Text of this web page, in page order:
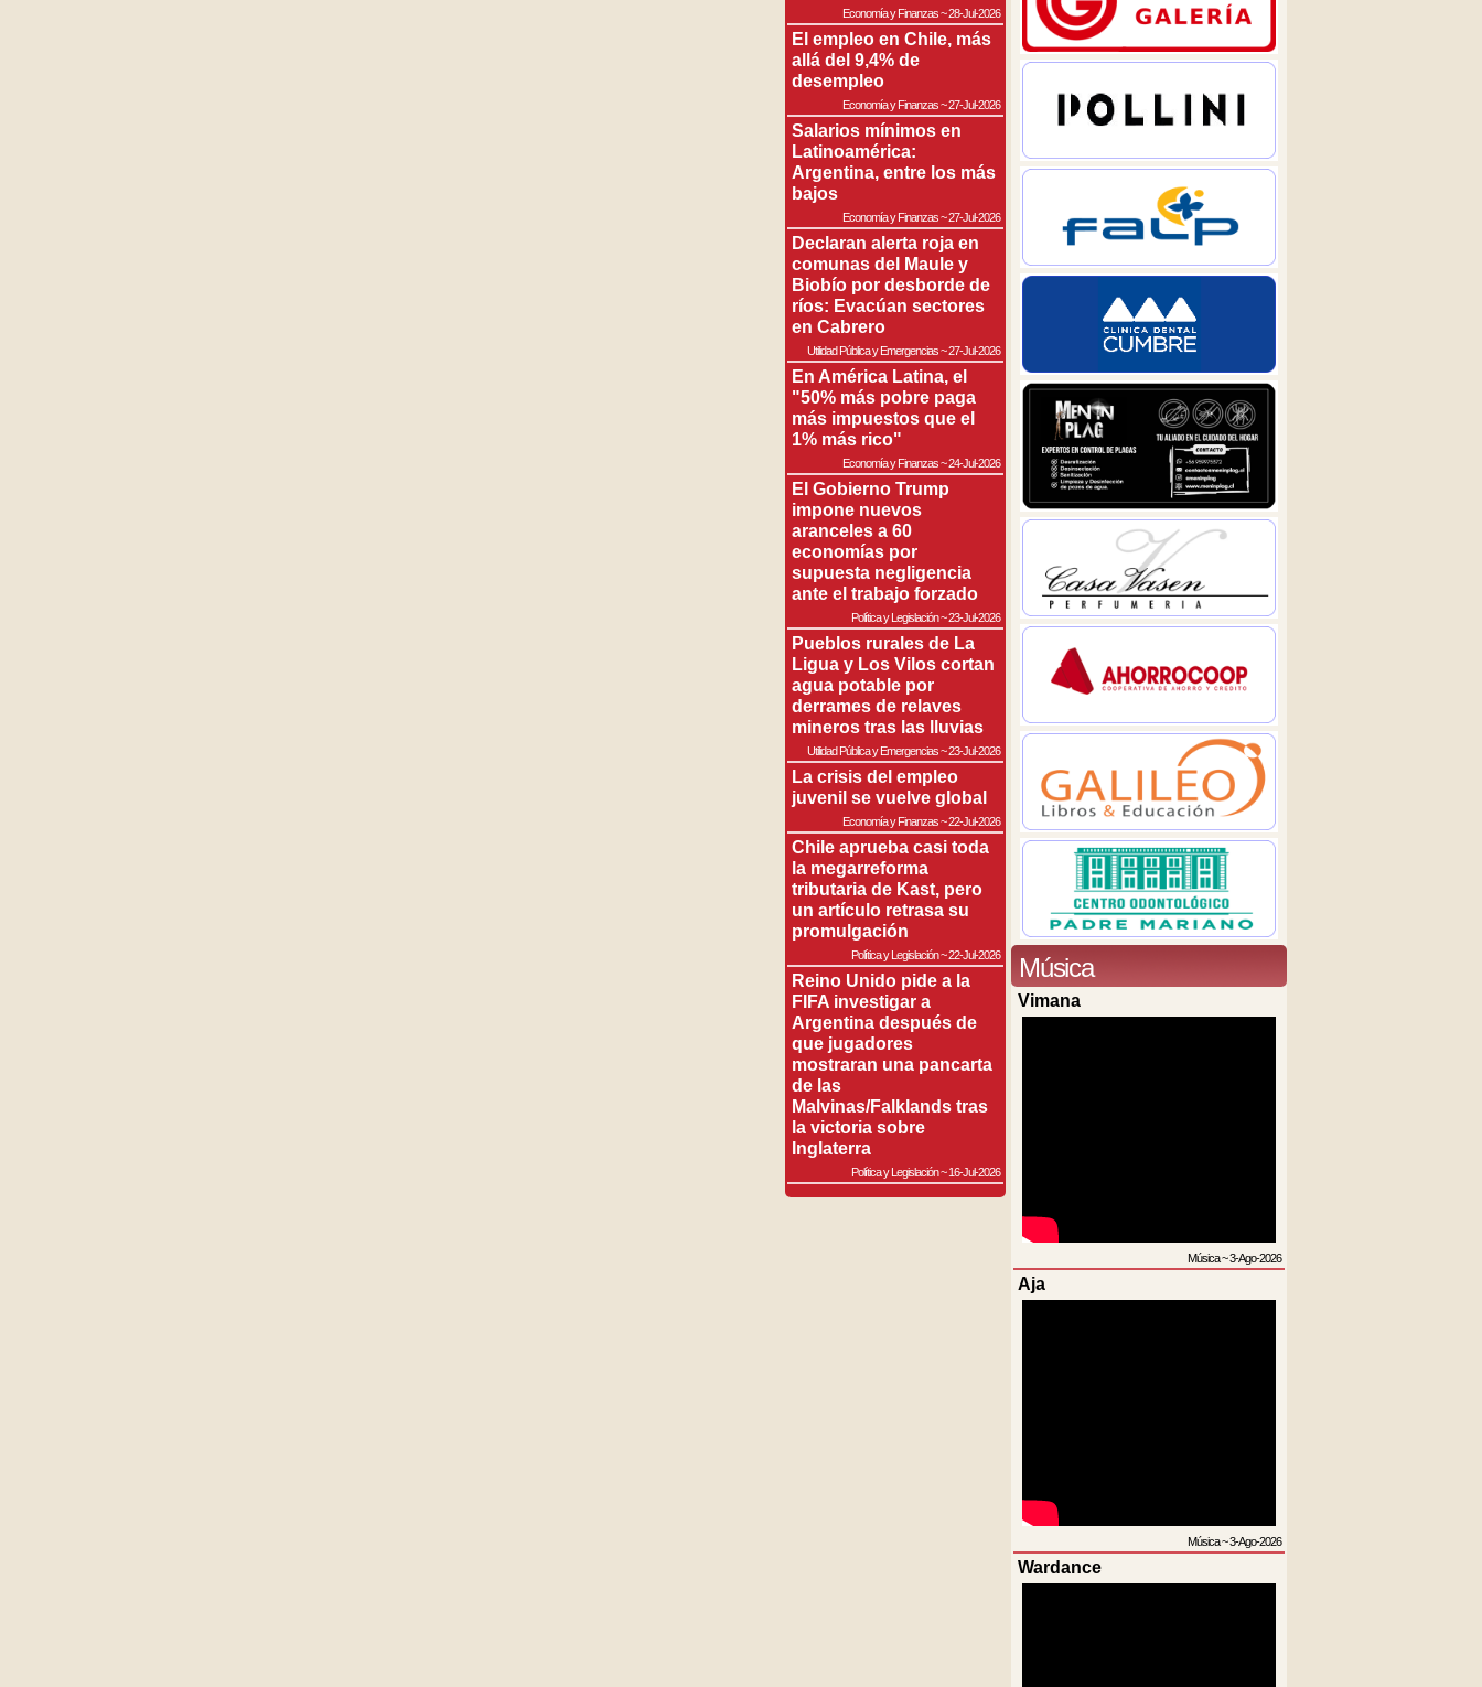
Economía y Finanzas~28-Jul-2026
El empleo en Chile, más
allá del 9,4% de
desempleo
Economía y Finanzas~27-Jul-2026
Salarios mínimos en
Latinoamérica:
Argentina, entre los más
bajos
Economía y Finanzas~27-Jul-2026
Declaran alerta roja en
comunas del Maule y
Biobío por desborde de
ríos: Evacúan sectores
en Cabrero
Utilidad Pública y Emergencias~27-Jul-2026
En América Latina, el
"50% más pobre paga
más impuestos que el
1% más rico"
Economía y Finanzas~24-Jul-2026
El Gobierno Trump
impone nuevos
aranceles a 60
economías por
supuesta negligencia
ante el trabajo forzado
Política y Legislación~23-Jul-2026
Pueblos rurales de La
Ligua y Los Vilos cortan
agua potable por
derrames de relaves
mineros tras las lluvias
Utilidad Pública y Emergencias~23-Jul-2026
La crisis del empleo
juvenil se vuelve global
Economía y Finanzas~22-Jul-2026
Chile aprueba casi toda
la megarreforma
tributaria de Kast, pero
un artículo retrasa su
promulgación
Política y Legislación~22-Jul-2026
Reino Unido pide a la
FIFA investigar a
Argentina después de
que jugadores
mostraran una pancarta
de las
Malvinas/Falklands tras
la victoria sobre
Inglaterra
Política y Legislación~16-Jul-2026
Música
Vimana
Música~3-Ago-2026
Aja
Música~3-Ago-2026
Wardance